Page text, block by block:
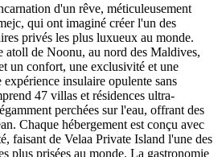
d'un rêve, méticuleusement
qui ont imaginé créer l'un des
privés les plus luxueux au monde.
atoll de Noonu, au nord des Maldives,
un confort, une exclusivité et une
insulaire opulente sans
47 villas et résidences ultra-
perchées sur l'eau, offrant des
Chaque hébergement est conçu avec
faisant de Velaa Private Island l'une des
plus prisées au monde. La gastronomie